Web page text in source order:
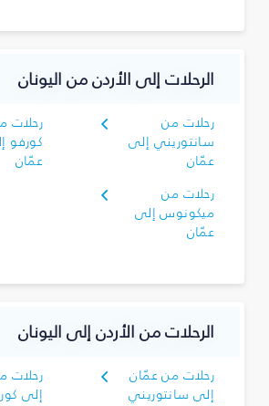
الرحلات إلى الأردن من اليونان
رحلات من
سانتوريني إلى
عمّان
رحلات
كورفو
عمّان
رحلات من
ميكونوس إلى
عمّان
الرحلات من الأردن إلى اليونان
رحلات من عمّان
إلى سانتوريني
رحلات
إلى